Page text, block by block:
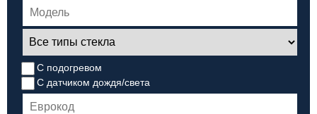
С подогревом
С датчиком дождя/света